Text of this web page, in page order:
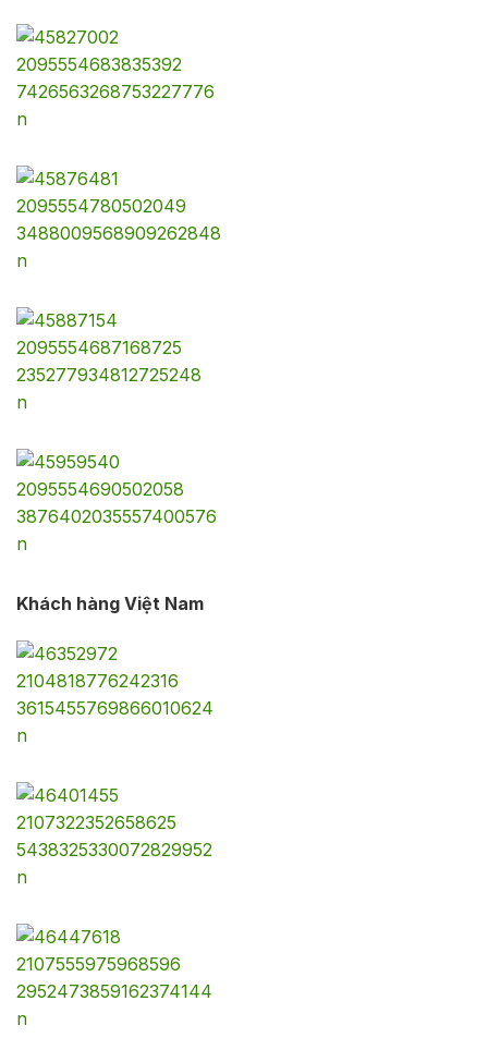
Khách hàng Việt Nam